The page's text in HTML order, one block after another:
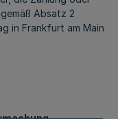
Absatz 2
in Frankfurt am Main